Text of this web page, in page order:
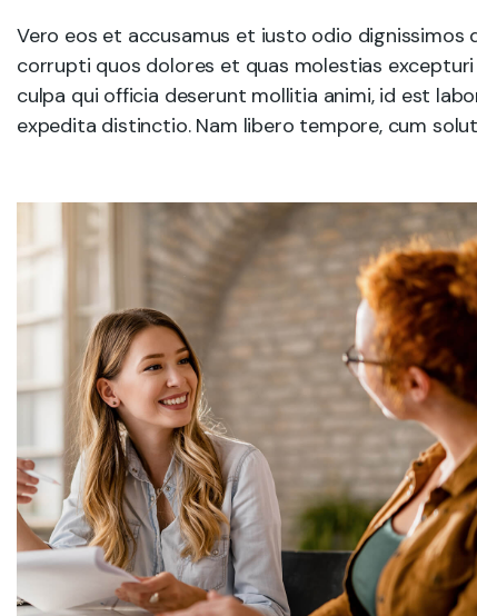
Vero eos et accusamus et iusto odio
corrupti quos dolores et quas molestias
culpa qui officia deserunt mollitia animi, id est
expedita distinctio. Nam libero tempore, cum